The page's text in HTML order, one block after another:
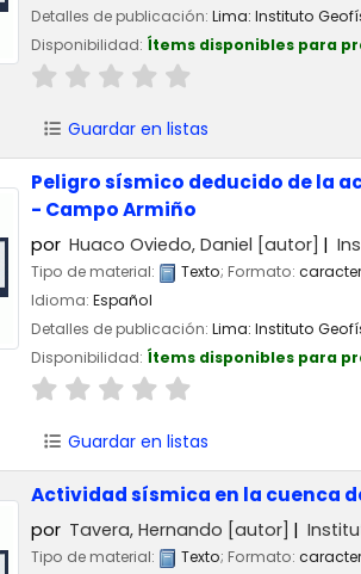
Detalles de publicación: Lima: Instituto
Disponibilidad: Ítems disponibles para
Guardar en listas
Peligro sísmico deducido de la
- Campo Armiño
por Huaco Oviedo, Daniel [autor]
Tipo de material: Texto; Formato:
Idioma: Español
Detalles de publicación: Lima: Instituto
Disponibilidad: Ítems disponibles para
Guardar en listas
Actividad sísmica en la cuenca
por Tavera, Hernando [autor]
Tipo de material: Texto; Formato: